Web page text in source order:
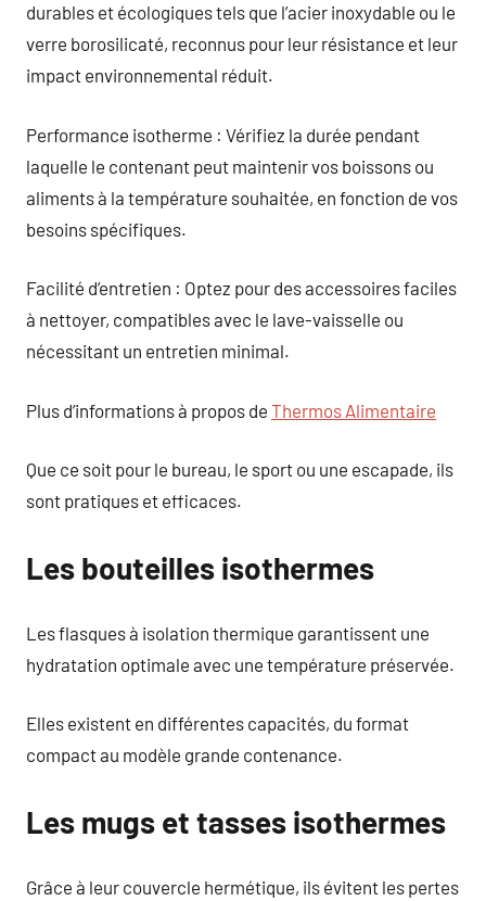
durables et écologiques tels que l’acier inoxydable ou le
verre borosilicaté, reconnus pour leur résistance et leur
impact environnemental réduit.
Performance isotherme : Vérifiez la durée pendant
laquelle le contenant peut maintenir vos boissons ou
aliments à la température souhaitée, en fonction de vos
besoins spécifiques.
Facilité d’entretien : Optez pour des accessoires faciles
à nettoyer, compatibles avec le lave-vaisselle ou
nécessitant un entretien minimal.
Plus d’informations à propos de Thermos Alimentaire
Que ce soit pour le bureau, le sport ou une escapade, ils
sont pratiques et efficaces.
Les bouteilles isothermes
Les flasques à isolation thermique garantissent une
hydratation optimale avec une température préservée.
Elles existent en différentes capacités, du format
compact au modèle grande contenance.
Les mugs et tasses isothermes
Grâce à leur couvercle hermétique, ils évitent les pertes